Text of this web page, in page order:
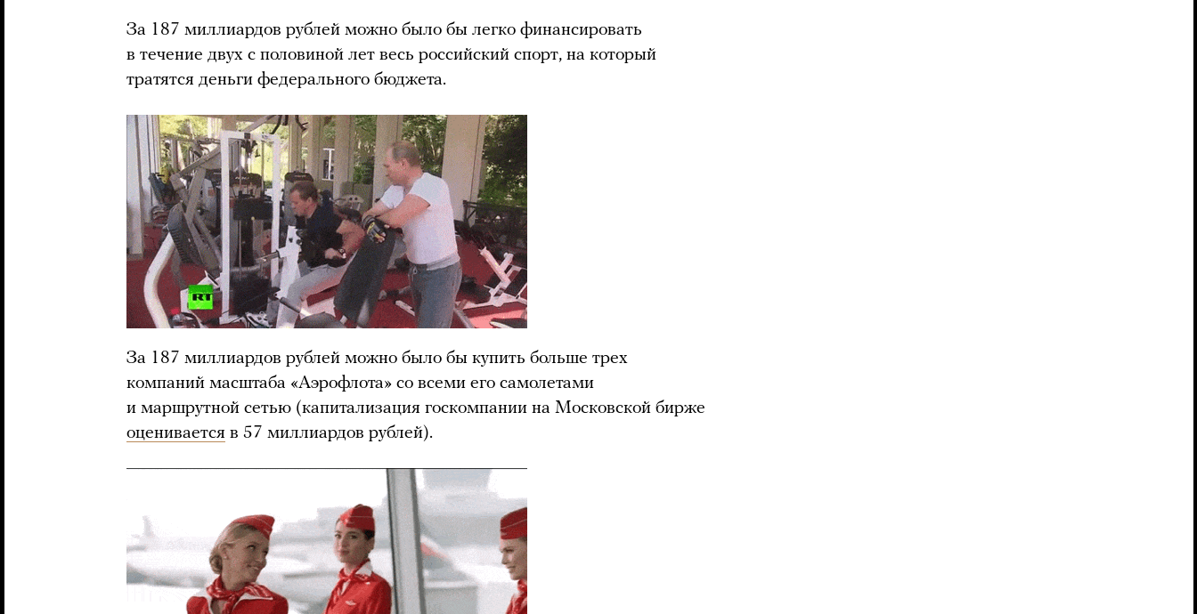
За 187 миллиардов рублей можно было бы легко финансировать
в течение двух с половиной лет весь российский спорт, на который
тратятся деньги федерального бюджета.
За 187 миллиардов рублей можно было бы купить больше трех
компаний масштаба «Аэрофлота» со всеми его самолетами
и маршрутной сетью (капитализация госкомпании на Московской бирже
оценивается в 57 миллиардов рублей).